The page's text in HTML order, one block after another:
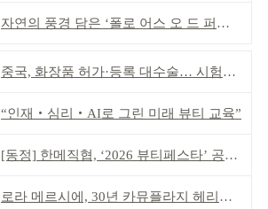
자연의 풍경 담은 ‘폴로 어스 오 드 퍼퓸’ 4종 출시
중국, 화장품 허가·등록 대수술… 시험자료 공용 허용
“인재‧심리‧AI로 그린 미래 뷰티 교육”
[동정] 한메직협, ‘2026 뷰티페스타’ 공동 주최
로라 메르시에, 30년 카뮤플라지 헤리티지 담아